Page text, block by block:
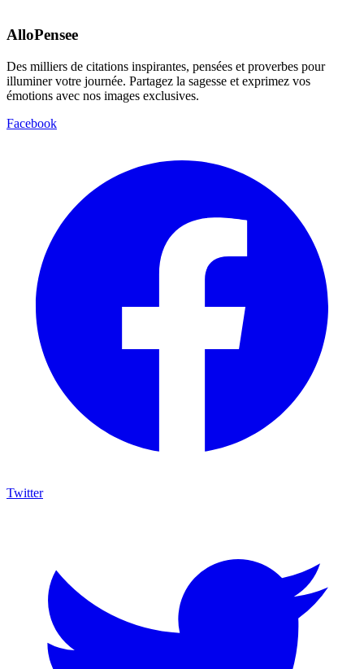
AlloPensee
Des milliers de citations inspirantes, pensées et proverbes pour
illuminer votre journée. Partagez la sagesse et exprimez vos
émotions avec nos images exclusives.
Facebook
Twitter